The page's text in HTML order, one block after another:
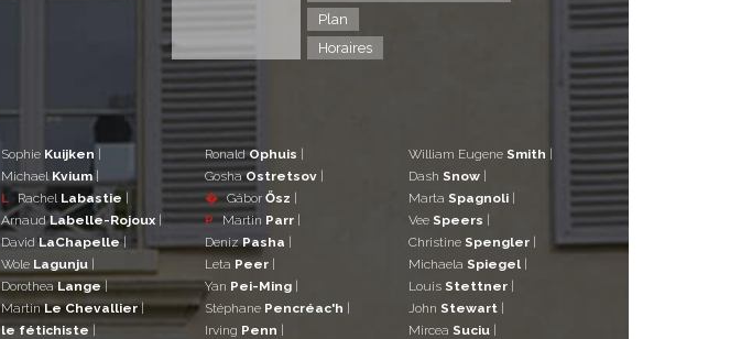
Plan
Horaires
Sophie Kuijken |
Michael Kvium|
L Rachel Labastie |
ArnaudLabelle-Rojoux |
DavidLaChapelle|
Wole Lagunju |
DorotheaLange|
MartinLe Chevallier|
le fétichiste |
RonaldOphuis |
GoshaOstretsov |
� Gábor Ősz |
P Martin Parr |
DenizPasha |
Leta Peer |
Yan Pei-Ming |
Stéphane Pencréac'h |
Irving Penn |
William Eugene Smith |
Dash Snow |
Marta Spagnoli |
Vee Speers |
Christine Spengler |
Michaela Spiegel |
Louis Stettner |
John Stewart |
Mircea Suciu |